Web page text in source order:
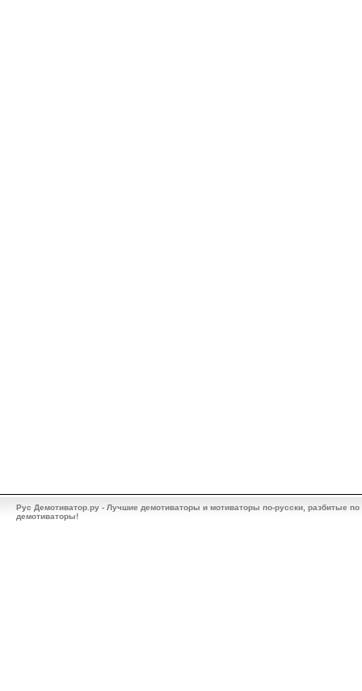
Рус Демотиватор.ру - Лучшие демотиваторы и мотиваторы по-русски, разбитые
демотиваторы!